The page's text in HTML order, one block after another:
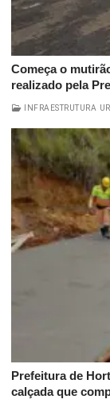
Começa o
realizado pela
INFRAESTRUTURA
Prefeitura de
calçada que